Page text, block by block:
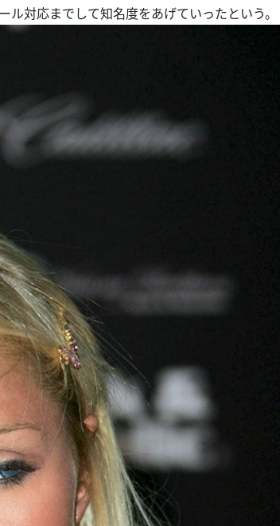
対応までして知名度をあげていったという。